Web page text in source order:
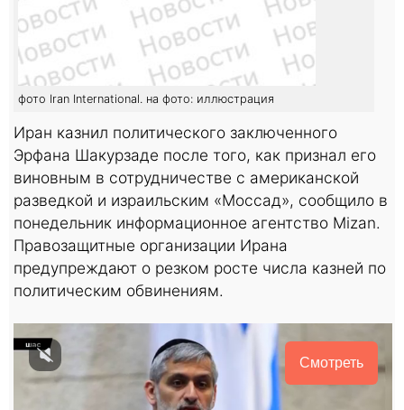
фото Iran International. на фото: иллюстрация
Иран казнил политического заключенного
Эрфана Шакурзаде после того, как признал его
виновным в сотрудничестве с американской
разведкой и израильским «Моссад», сообщило в
понедельник информационное агентство Mizan.
Правозащитные организации Ирана
предупреждают о резком росте числа казней по
политическим обвинениям.
Смотреть